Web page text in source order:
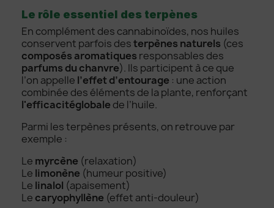
Le rôle essentiel des terpènes
En complément des cannabinoïdes, nos huiles
conservent parfois desterpènes naturels (ces
composés aromatiques responsables des
parfums du chanvre). Ils participent à ce que
l’on appelle l’effet d’entourage : une action
combinée des éléments de la plante, renforçant
l'efficacitéglobale de l’huile.
Parmi les terpènes présents, on retrouve par
exemple :
Le myrcène (relaxation)
Le limonène (humeur positive)
Le linalol (apaisement)
Le caryophyllène (effet anti-douleur)